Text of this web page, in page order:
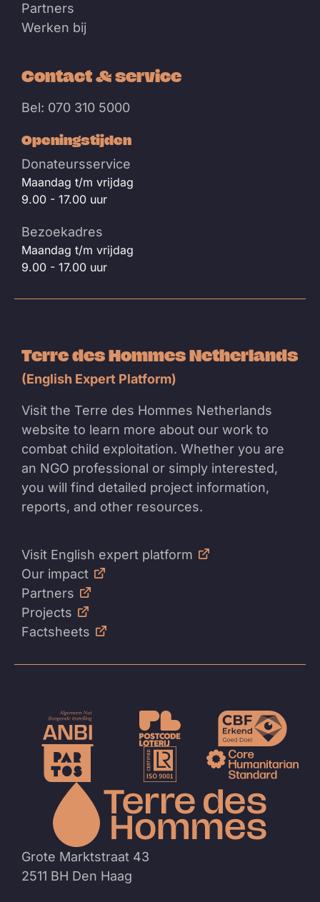
Partners
Werken bij
Contact & service
Bel: 070 310 5000
Openingstijden
Donateursservice
Maandag t/m vrijdag
9.00 - 17.00 uur
Bezoekadres
Maandag t/m vrijdag
9.00 - 17.00 uur
Terre des Hommes Netherlands
(English Expert Platform)
Visit the Terre des Hommes Netherlands
website to learn more about our work to
combat child exploitation. Whether you are
an NGO professional or simply interested,
you will find detailed project information,
reports, and other resources.
Visit English expert platform
Our impact
Partners
Projects
Factsheets
Grote Marktstraat 43
2511 BH Den Haag